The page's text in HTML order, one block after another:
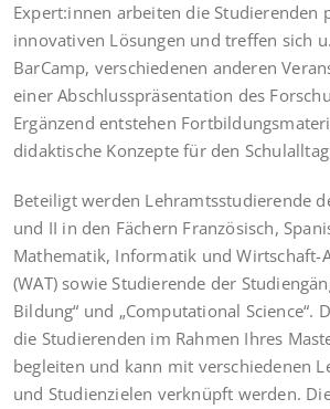
Expert:innen arbeiten die Studierenden
innovativen Lösungen und treffen sich
BarCamp, verschiedenen anderen
einer Abschlusspräsentation des
Ergänzend entstehen
didaktische Konzepte für den
Beteiligt werden Lehramtsstudierende
und II in den Fächern Französisch,
Mathematik, Informatik und Wirtschaft-
(WAT) sowie Studierende der
Bildung“ und „Computational Science“.
die Studierenden im Rahmen Ihres
begleiten und kann mit verschiedenen
und Studienzielen verknüpft werden.